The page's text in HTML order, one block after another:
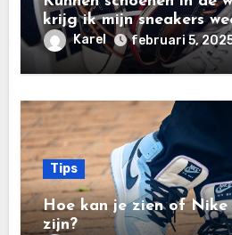
krijg ik mijn sneakers
Karel februari 5,
Tips
Hoe kan je zien of Nike
zijn?